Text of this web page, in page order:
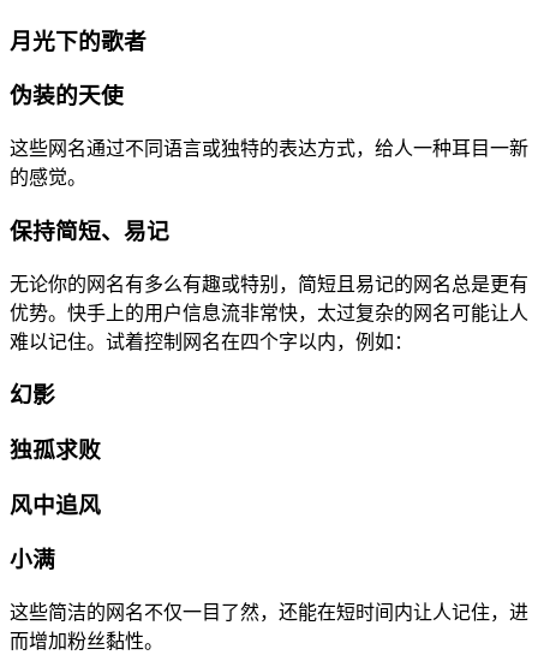
月光下的歌者
伪装的天使
这些网名通过不同语言或独特的表达方式，给人一种耳目一新
的感觉。
保持简短、易记
无论你的网名有多么有趣或特别，简短且易记的网名总是更有
优势。快手上的用户信息流非常快，太过复杂的网名可能让人
难以记住。试着控制网名在四个字以内，例如：
幻影
独孤求败
风中追风
小满
这些简洁的网名不仅一目了然，还能在短时间内让人记住，进
而增加粉丝黏性。